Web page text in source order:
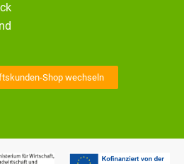
Shop wechseln